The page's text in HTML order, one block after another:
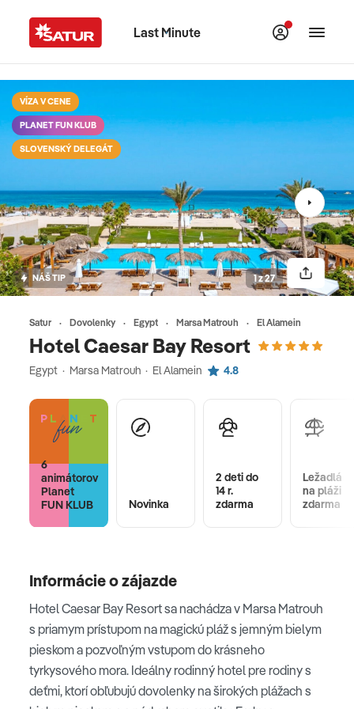
Last Minute
Satur Dovolenky Egypt Marsa Matrouh El Alamein
Hotel Caesar Bay Resort
Egypt · Marsa Matrouh · El Alamein 4.8
VÍZA V CENE
PLANET FUN KLUB
SLOVENSKÝ DELEGÁT
NÁŠ TIP 1 z 27
6
animátorov
Planet
FUN KLUB
Novinka
2 deti do
14 r.
zdarma
Ležadlá
na pláži
zdarma
Informácie o zájazde
Hotel Caesar Bay Resort sa nachádza v Marsa Matrouh
s priamym prístupom na magickú pláž s jemným bielym
pieskom a pozvoľným vstupom do krásneho
tyrkysového mora. Ideálny rodinný hotel pre rodiny s
deťmi, ktorí obľubujú dovolenky na širokých plážach s